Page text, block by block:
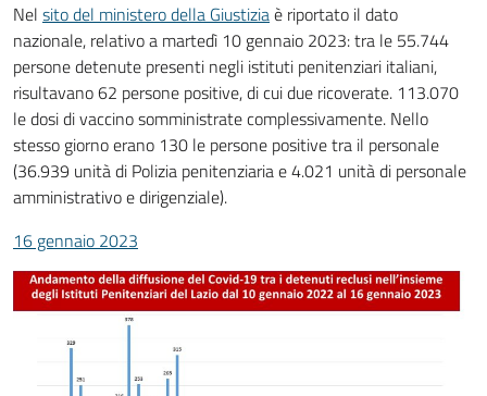
Nel sito del ministero della Giustiziaè riportato il dato
nazionale, relativo a martedì 10 gennaio 2023: tra le 55.744
persone detenute presenti negli istituti penitenziari italiani,
risultavano 62 persone positive, di cui due ricoverate. 113.070
le dosi di vaccino somministrate complessivamente. Nello
stesso giorno erano 130 le persone positive tra il personale
(36.939 unità di Polizia penitenziaria e 4.021 unità di personale
amministrativo e dirigenziale).
16 gennaio 2023